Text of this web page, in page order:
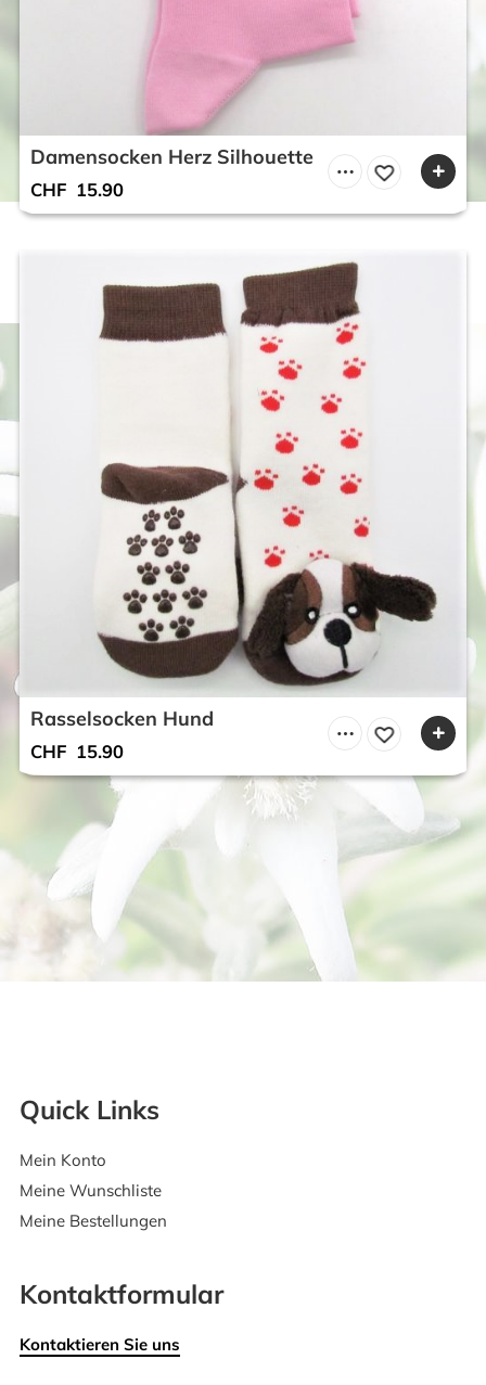
Damensocken Herz Silhouette
CHF 15.90
Rasselsocken Hund
CHF 15.90
Quick Links
Mein Konto
Meine Wunschliste
Meine Bestellungen
Kontaktformular
Kontaktieren Sie uns